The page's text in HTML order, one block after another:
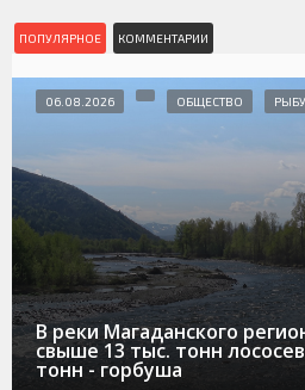
ПОПУЛЯРНОЕ КОММЕНТАРИИ
В реки Магаданского
свыше 13 тыс. тонн
тонн - горбуша
06.08.2026 ОБЩЕСТВО